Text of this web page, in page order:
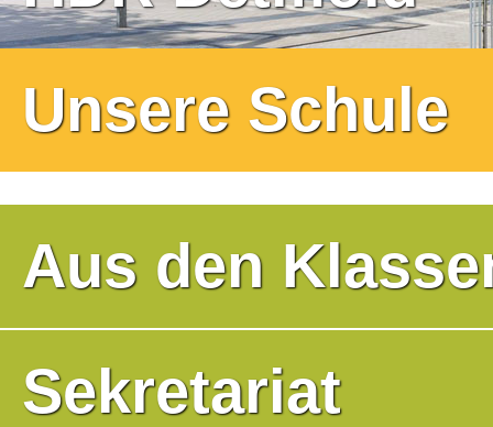
Unsere Schule
Aus den
Sekretariat